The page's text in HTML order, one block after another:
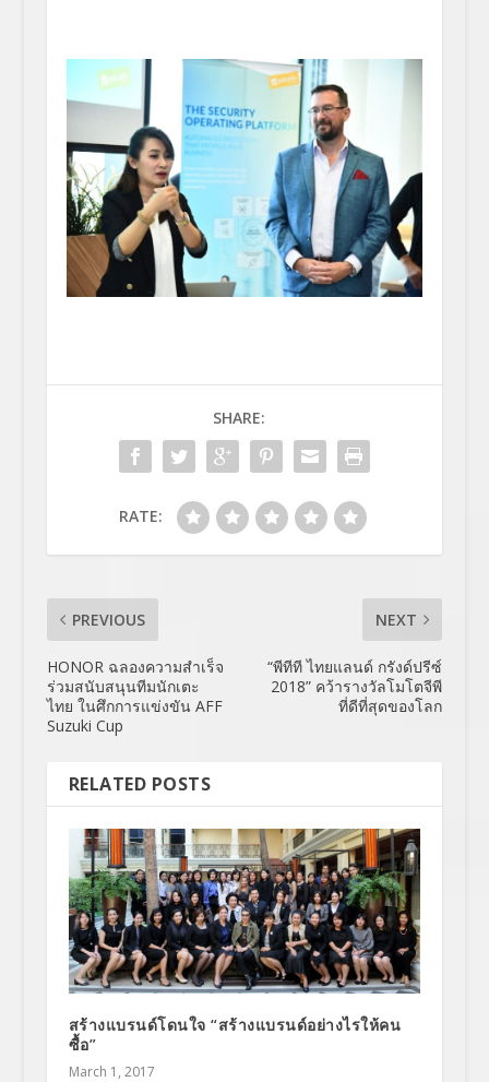
SHARE:
RATE:
PREVIOUS
HONOR ฉลองความสำเร็จ
ร่วมสนับสนุนทีมนักเตะ
ไทย ในศึกการแข่งขัน AFF
Suzuki Cup
NEXT
“พีทีที ไทยแลนด์ กรังด์ปรีซ์
2018” คว้ารางวัลโมโตจีพี
ที่ดีที่สุดของโลก
RELATED POSTS
สร้างแบรนด์โดนใจ “สร้างแบรนด์อย่างไรให้คน
ซื้อ”
March 1, 2017